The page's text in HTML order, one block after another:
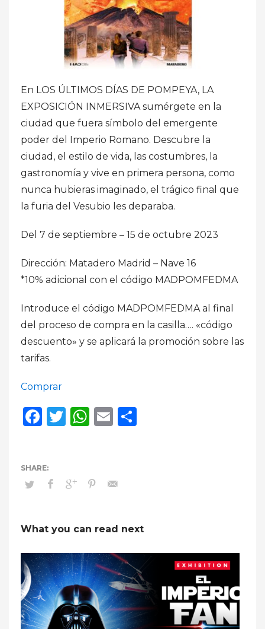
En LOS ÚLTIMOS DÍAS DE POMPEYA, LA
EXPOSICIÓN INMERSIVA sumérgete en la
ciudad que fuera símbolo del emergente
poder del Imperio Romano. Descubre la
ciudad, el estilo de vida, las costumbres, la
gastronomía y vive en primera persona, como
nunca hubieras imaginado, el trágico final que
la furia del Vesubio les deparaba.
Del 7 de septiembre – 15 de octubre 2023
Dirección: Matadero Madrid – Nave 16
*10% adicional con el código MADPOMFEDMA
Introduce el código MADPOMFEDMA al final
del proceso de compra en la casilla…. «código
descuento» y se aplicará la promoción sobre las
tarifas.
Comprar
Facebook
Twitter
WhatsApp
Email
What you can read next